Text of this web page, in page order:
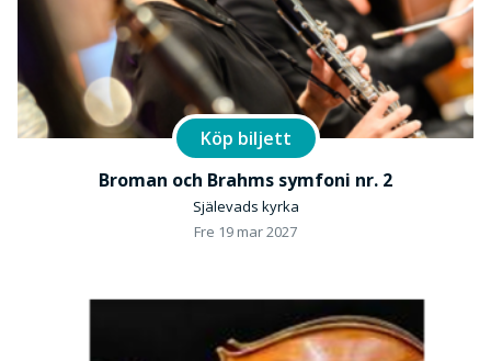
Köp biljett
Broman och Brahms symfoni nr. 2
Själevads kyrka
Fre 19 mar 2027